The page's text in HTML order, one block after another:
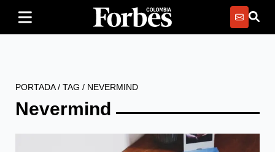
PORTADA/ TAG / NEVERMIND
Nevermind